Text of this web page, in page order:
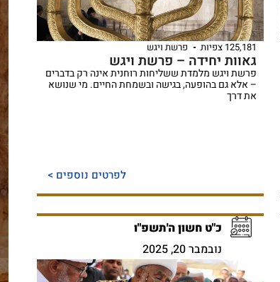
125,181 צפיות פרשת ויגש
גאוות יחידה – פרשת ויגש
פרשת ויגש מלמדת ששליחות רוחנית אינה רק בדברים
– אלא גם בהופעה, בגישה ובשמחת החיים. מי שנושא
את דרך
לפרטים נוספים >
כ"ט חשון ה'תשפ"ו
נובמבר 20, 2025